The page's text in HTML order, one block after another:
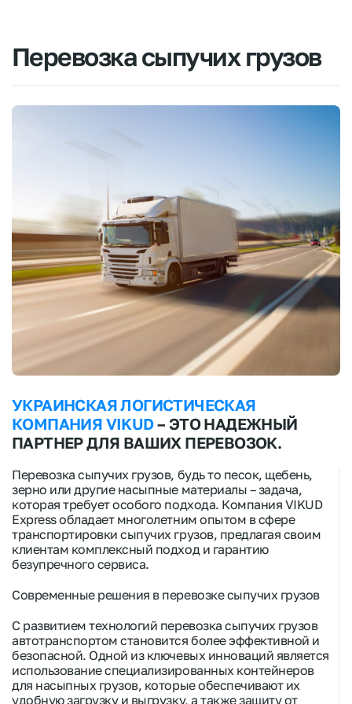
Перевозка сыпучих грузов
УКРАИНСКАЯ ЛОГИСТИЧЕСКАЯ
КОМПАНИЯ VIKUD– ЭТО НАДЕЖНЫЙ
ПАРТНЕР ДЛЯ ВАШИХ ПЕРЕВОЗОК.
Перевозка сыпучих грузов, будь то песок, щебень,
зерно или другие насыпные материалы – задача,
которая требует особого подхода. Компания VIKUD
Express обладает многолетним опытом в сфере
транспортировкисыпучих грузов, предлагая своим
клиентам комплексный подход и гарантию
безупречного сервиса.
Современные решения в перевозкесыпучих грузов
С развитием технологий перевозка сыпучих грузов
автотранспортом становится более эффективной и
безопасной. Одной из ключевых инноваций является
использование специализированных контейнеров
для насыпных грузов, которые обеспечивают их
удобную загрузку и выгрузку, а также защиту от